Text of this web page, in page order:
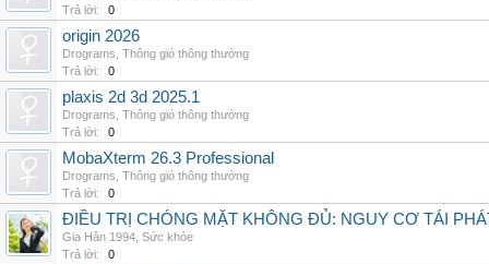
Trả lời:
0
origin 2026
Drograms Thông gió thông thường
Trả lời:
0
plaxis 2d 3d 2025.1
Drograms Thông gió thông thường
Trả lời:
0
MobaXterm 26.3 Professional
Drograms Thông gió thông thường
Trả lời:
0
ĐIỀU TRỊ CHÓNG MẶT KHÔNG ĐỦ: NGUY CƠ TÁI
Gia Hân 1994 Sức khỏe
Trả lời:
0